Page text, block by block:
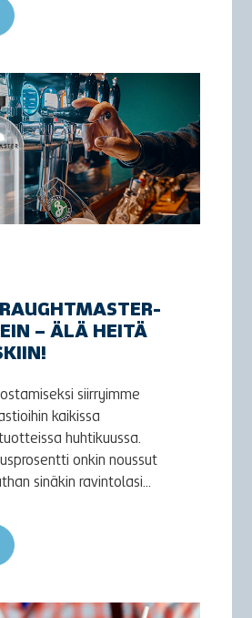
– ÄLÄ HEITÄ
siirryimme
kaikissa
huhtikuussa.
onkin noussut
sinäkin ravintolasi...